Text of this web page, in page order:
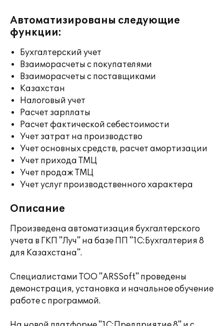
Автоматизированы следующие
функции:
Бухгалтерский учет
Взаиморасчеты с покупателями
Взаиморасчеты с поставщиками
Казахстан
Налоговый учет
Расчет зарплаты
Расчет фактической себестоимости
Учет затрат на производство
Учет основных средств, расчет амортизации
Учет прихода ТМЦ
Учет продаж ТМЦ
Учет услуг производственного характера
Описание
Произведена автоматизация бухгалтерского
учета в ГКП "Луч" на базе ПП "1С:Бухгалтерия 8
для Казахстана".
Специалистами ТОО "ARSSoft" проведены
демонстрация, установка и начальное обучение
работе с программой.